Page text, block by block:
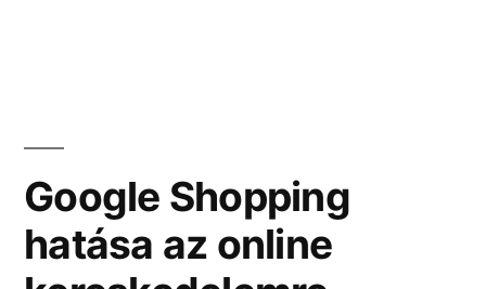
Google Shopping
hatása az online